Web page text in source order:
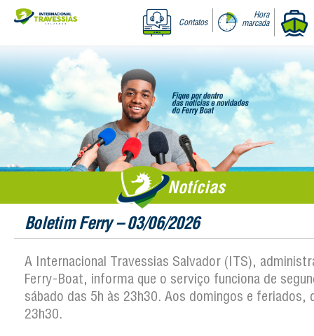
Contatos
Hora
marcada
Notícias
Boletim Ferry – 03/06/2026
A Internacional Travessias Salvador (ITS),
Ferry-Boat, informa que o serviço funciona de
sábado das 5h às 23h30. Aos domingos e feriados,
23h30.